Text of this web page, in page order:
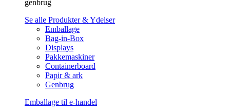
genbrug
Se alle Produkter & Ydelser
Emballage
Bag-in-Box
Displays
Pakkemaskiner
Containerboard
Papir & ark
Genbrug
Emballage til e-handel